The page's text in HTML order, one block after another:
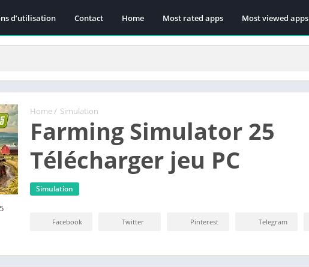
d’utilisation Contact Home Most rated apps Most viewed apps
Home / Simulation
Farming Simulator 25
Télécharger jeu PC
Simulation
Facebook Twitter Pinterest Telegram